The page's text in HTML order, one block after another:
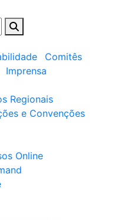
Comitês
Imprensa
Regionais
e Convenções
Online